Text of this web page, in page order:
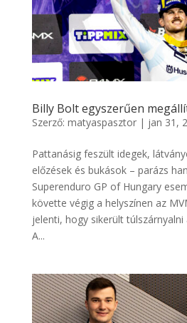
Billy Bolt egyszerűen
Szerző: matyaspasztor| jan 31,
Pattanásig feszült idegek,
előzések és bukások – parázs
Superenduro GP of Hungary
követte végig a helyszínen az
jelenti, hogy sikerült
A...